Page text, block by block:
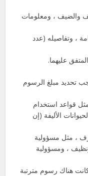
والضيف ، ومعلومات
، وتفاصيله (عدد
عليهما.
تحديد مبلغ الرسوم
قواعد استخدام
الأليفة (إن
، مثل مسؤولية
، ومسؤولية
هناك رسوم مترتبة